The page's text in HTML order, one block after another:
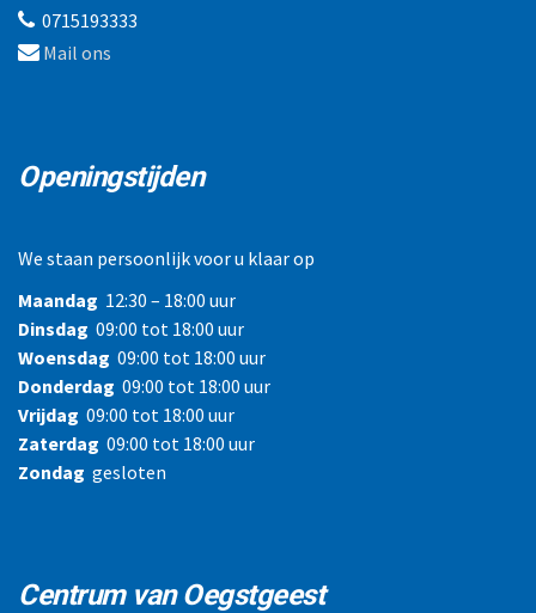
0715193333
Mail ons
Openingstijden
We staan persoonlijk voor u klaar op
Maandag 12:30 – 18:00 uur
Dinsdag 09:00 tot 18:00 uur
Woensdag 09:00 tot 18:00 uur
Donderdag 09:00 tot 18:00 uur
Vrijdag 09:00 tot 18:00 uur
Zaterdag 09:00 tot 18:00 uur
Zondag gesloten
Centrum van Oegstgeest